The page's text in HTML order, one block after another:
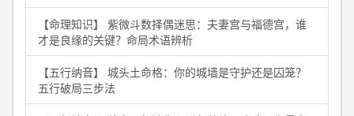
【命理知识】 紫微斗数择偶迷思：夫妻宫与福德宫，谁
才是良缘的关键？命局术语辨析
【五行纳音】 城头土命格：你的城墙是守护还是囚笼？
五行破局三步法